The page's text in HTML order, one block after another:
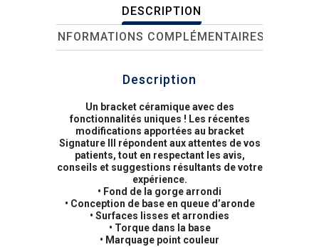
DESCRIPTION
INFORMATIONS COMPLÉMENTAIRES
Description
Un bracket céramique avec des
fonctionnalités uniques ! Les récentes
modifications apportées au bracket
Signature III répondent aux attentes de vos
patients, tout en respectant les avis,
conseils et suggestions résultants de votre
expérience.
• Fond de la gorge arrondi
• Conception de base en queue d’aronde
• Surfaces lisses et arrondies
• Torque dans la base
• Marquage point couleur